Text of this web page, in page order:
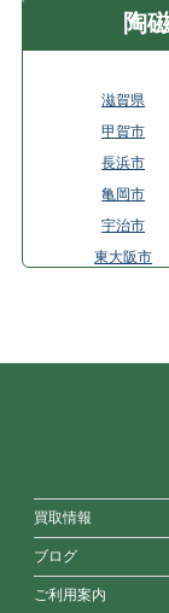
陶
滋賀県
甲賀市
長浜市
亀岡市
宇治市
東大阪市
神戸市東灘区
西宮市
神戸市中央区
香芝市
買取情報
ブログ
ご利用案内